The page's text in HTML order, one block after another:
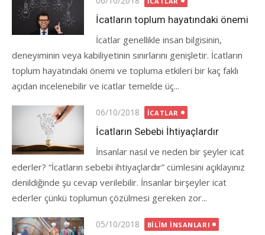
on
İcatların toplum hayatındaki önemi
İcatlar genellikle insan bilgisinin,
deneyiminin veya kabiliyetinin sınırlarını genişletir. İcatların
toplum hayatındaki önemi ve topluma etkileri bir kaç faklı
açıdan incelenebilir ve icatlar temelde üç...
Posted
on
06/10/2018 İCATLAR
İcatların Sebebi İhtiyaçlardır
İnsanlar nasıl ve neden bir şeyler icat
ederler? “İcatların sebebi ihtiyaçlardır” cümlesini açıklayınız
denildiğinde şu cevap verilebilir. İnsanlar birşeyler icat
ederler çünkü toplumun çözülmesi gereken zor...
Posted
05/10/2018 BILIM İNSANLARI